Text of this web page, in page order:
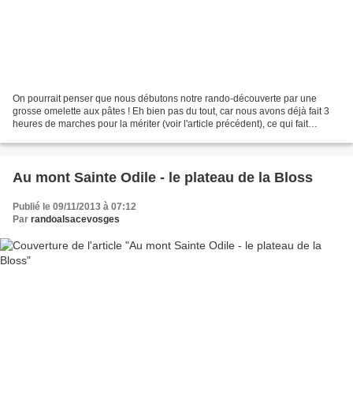
On pourrait penser que nous débutons notre rando-découverte par une
grosse omelette aux pâtes ! Eh bien pas du tout, car nous avons déjà fait 3
heures de marches pour la mériter (voir l'article précédent), ce qui fait
Au mont Sainte Odile - le plateau de la Bloss
Publié le 09/11/2013 à 07:12
Par randoalsacevosges